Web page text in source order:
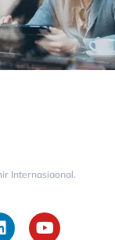
Internasiaonal.